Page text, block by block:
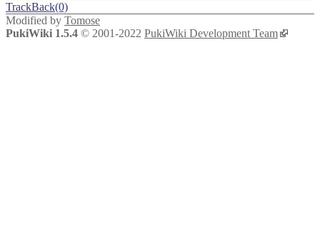
TrackBack(0)
Modified by Tomose
PukiWiki 1.5.4 © 2001-2022 PukiWiki Development Team